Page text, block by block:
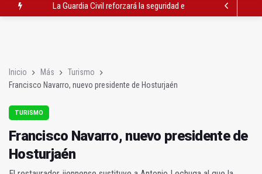
La Guardia Civil reforzará la seguridad el 12 de agosto por el
Inicio Más
Turismo
Francisco Navarro, nuevo presidente de Hosturjaén
TURISMO
Francisco Navarro, nuevo presidente de
Hosturjaén